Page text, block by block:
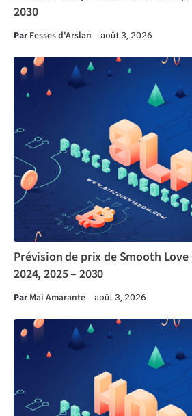
2030
ParFesses d'Arslan août 3, 2026
Prévision de prix de Smooth Love
2024, 2025 – 2030
ParMai Amarante août 3, 2026